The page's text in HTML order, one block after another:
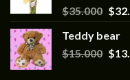
$35.000 $
Teddy bear
$15.000 $